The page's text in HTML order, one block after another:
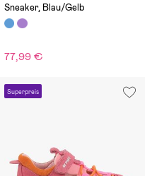
Sneaker, Blau/Gelb
77,99 €
Superpreis